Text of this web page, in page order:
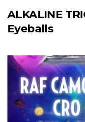
ALKALINE
Eyeballs